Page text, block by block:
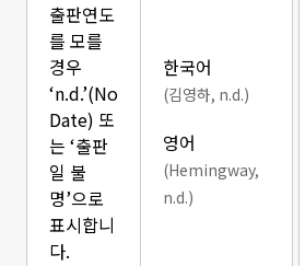
출판연도
를 모를
경우
‘n.d.’(No
Date) 또
는 ‘출판
일 불
명’으로
표시합니
다.
한국어
(김영하, n.d.)
영어
(Hemingway,
n.d.)